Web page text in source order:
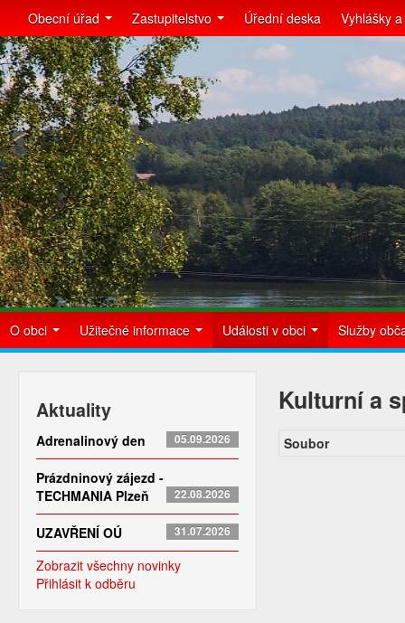
Obecní úřad Zastupitelstvo Úřední deska Vyhlášky
O obci Užitečné informace Události v obci Služby
Aktuality
Adrenalinový den 05.09.2026
Prázdninový zájezd -
TECHMANIA Plzeň
22.08.2026
UZAVŘENÍ OÚ 31.07.2026
Zobrazit všechny novinky
Přihlásit k odběru
Kulturní a
Soubor